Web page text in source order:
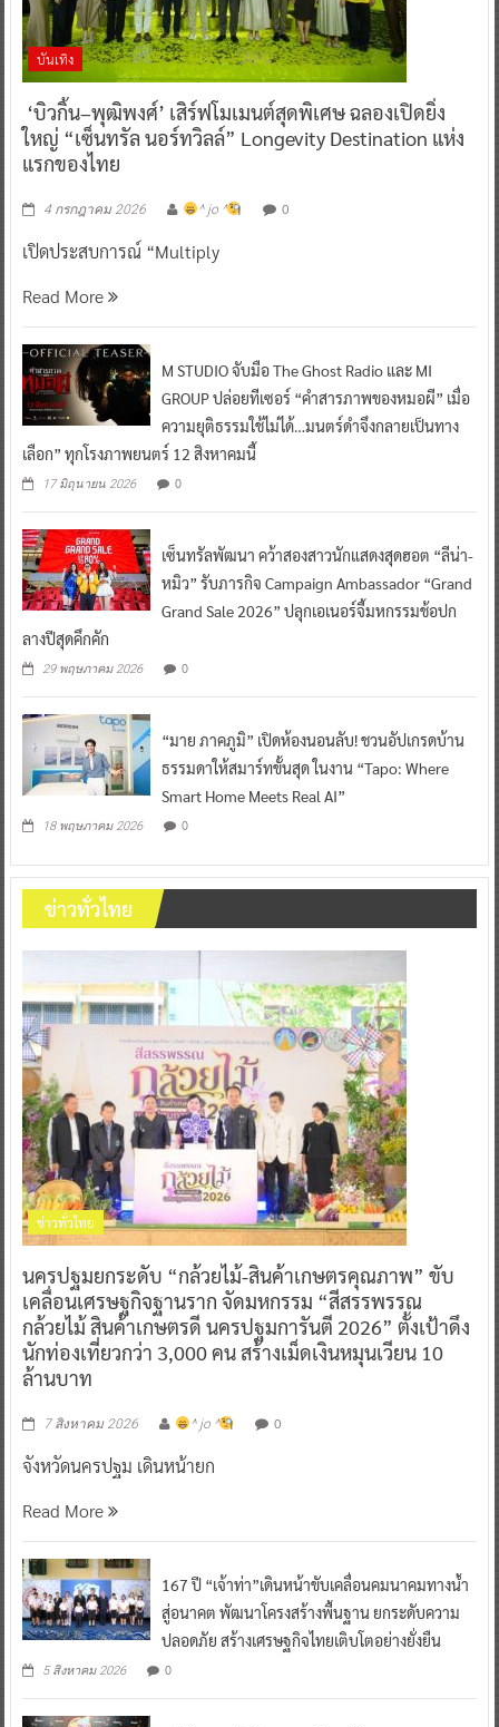
บันเทิง
‘บิวกิ้น–พุฒิพงศ์’ เสิร์ฟโมเมนต์สุดพิเศษ ฉลองเปิดยิ่ง
ใหญ่ “เซ็นทรัล นอร์ทวิลล์” Longevity Destination แห่ง
แรกของไทย
4 กรกฎาคม 2026 ^ jo ^ 0
เปิดประสบการณ์ “Multiply
Read More
M STUDIO จับมือ The Ghost Radio และ MI
GROUP ปล่อยทีเซอร์ “คำสารภาพของหมอผี” เมื่อ
ความยุติธรรมใช้ไม่ได้…มนตร์ดำจึงกลายเป็นทาง
เลือก” ทุกโรงภาพยนตร์ 12 สิงหาคมนี้
17 มิถุนายน 2026 0
เซ็นทรัลพัฒนา คว้าสองสาวนักแสดงสุดฮอต “ลีน่า-
หมิว” รับภารกิจ Campaign Ambassador “Grand
Grand Sale 2026” ปลุกเอเนอร์จี้มหกรรมช้อปก
ลางปีสุดคึกคัก
29 พฤษภาคม 2026 0
“มาย ภาคภูมิ” เปิดห้องนอนลับ! ชวนอัปเกรดบ้าน
ธรรมดาให้สมาร์ทขั้นสุด ในงาน “Tapo: Where
Smart Home Meets Real AI”
18 พฤษภาคม 2026 0
ข่าวทั่วไทย
ข่าวทั่วไทย
นครปฐมยกระดับ “กล้วยไม้-สินค้าเกษตรคุณภาพ” ขับ
เคลื่อนเศรษฐกิจฐานราก จัดมหกรรม “สีสรรพรรณ
กล้วยไม้ สินค้าเกษตรดี นครปฐมการันตี 2026” ตั้งเป้าดึง
นักท่องเที่ยวกว่า 3,000 คน สร้างเม็ดเงินหมุนเวียน 10
ล้านบาท
7 สิงหาคม 2026 ^ jo ^ 0
จังหวัดนครปฐม เดินหน้ายก
Read More
167 ปี “เจ้าท่า”เดินหน้าขับเคลื่อนคมนาคมทางน้ำ
สู่อนาคต พัฒนาโครงสร้างพื้นฐาน ยกระดับความ
ปลอดภัย สร้างเศรษฐกิจไทยเติบโตอย่างยั่งยืน
5 สิงหาคม 2026 0